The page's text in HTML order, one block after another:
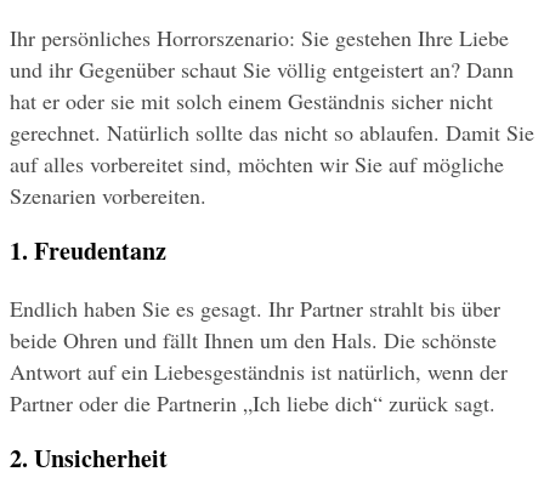
Ihr persönliches Horrorszenario: Sie gestehen Ihre Liebe
und ihr Gegenüber schaut Sie völlig entgeistert an? Dann
hat er oder sie mit solch einem Geständnis sicher nicht
gerechnet. Natürlich sollte das nicht so ablaufen. Damit Sie
auf alles vorbereitet sind, möchten wir Sie auf mögliche
Szenarien vorbereiten.
1. Freudentanz
Endlich haben Sie es gesagt. Ihr Partner strahlt bis über
beide Ohren und fällt Ihnen um den Hals. Die schönste
Antwort auf ein Liebesgeständnis ist natürlich, wenn der
Partner oder die Partnerin „Ich liebe dich“ zurück sagt.
2. Unsicherheit